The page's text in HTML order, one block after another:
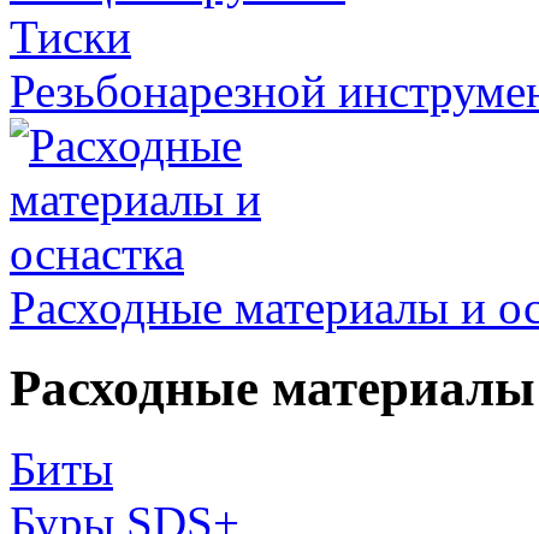
Тиски
Резьбонарезной
Расходные материалы и
Расходные
Биты
Буры SDS+